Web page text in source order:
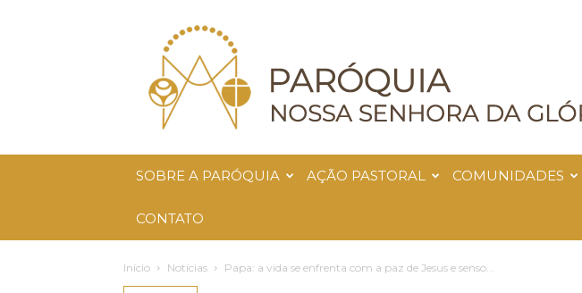
Paróquia
Nossa
Senhora
da
Glória
SOBRE A PARÓQUIA AÇÃO PASTORAL COMUNIDADES
CONTATO
Início Notícias Papa: a vida se enfrenta com a paz de Jesus e senso...